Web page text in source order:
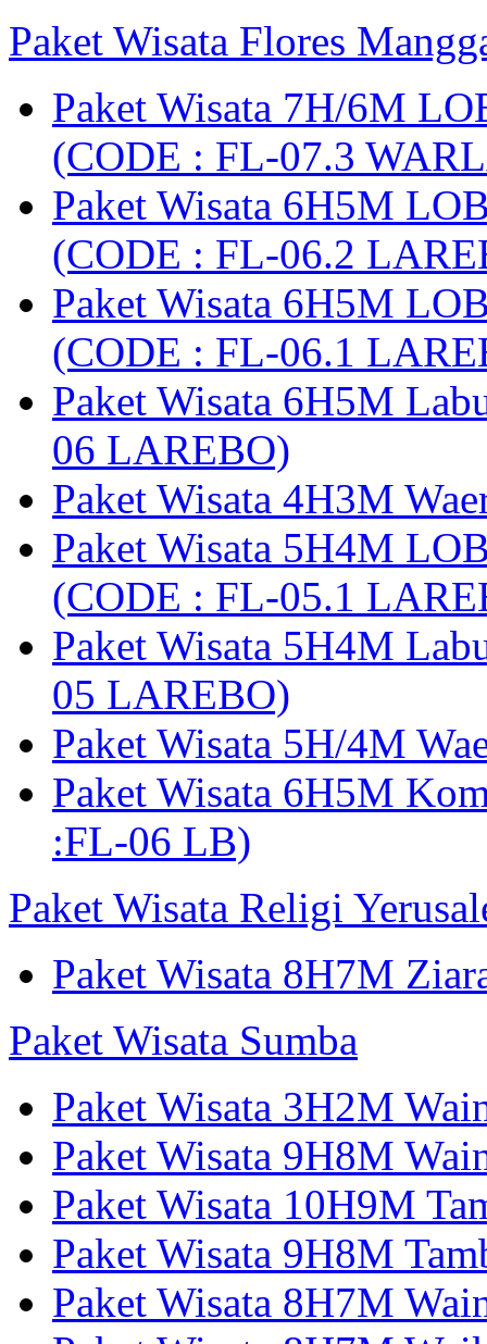
Paket Wisata Flores
Paket Wisata 7H/6M
(CODE : FL-07.3
Paket Wisata 6H5M
(CODE : FL-06.2
Paket Wisata 6H5M
(CODE : FL-06.1
Paket Wisata 6H5M
06 LAREBO)
Paket Wisata 4H3M
Paket Wisata 5H4M
(CODE : FL-05.1
Paket Wisata 5H4M
05 LAREBO)
Paket Wisata 5H/4M
Paket Wisata 6H5M
:FL-06 LB)
Paket Wisata Religi
Paket Wisata 8H7M
Paket Wisata Sumba
Paket Wisata 3H2M
Paket Wisata 9H8M
Paket Wisata 10H9M
Paket Wisata 9H8M
Paket Wisata 8H7M